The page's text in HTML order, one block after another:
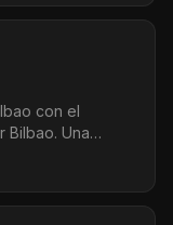
el
Una
del